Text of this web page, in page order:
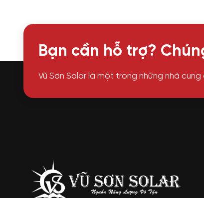
Bạn cần hỗ trợ?
Vũ Sơn Solar là một trong những nhà